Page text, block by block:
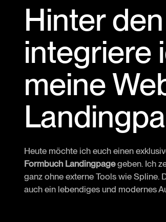
Hinter
integriere
meine
Heute möchte ich euch einen
Formbuch Landingpagegeben. Ich
ganz ohne externe Tools wie Spline.
auch ein lebendiges und modernes